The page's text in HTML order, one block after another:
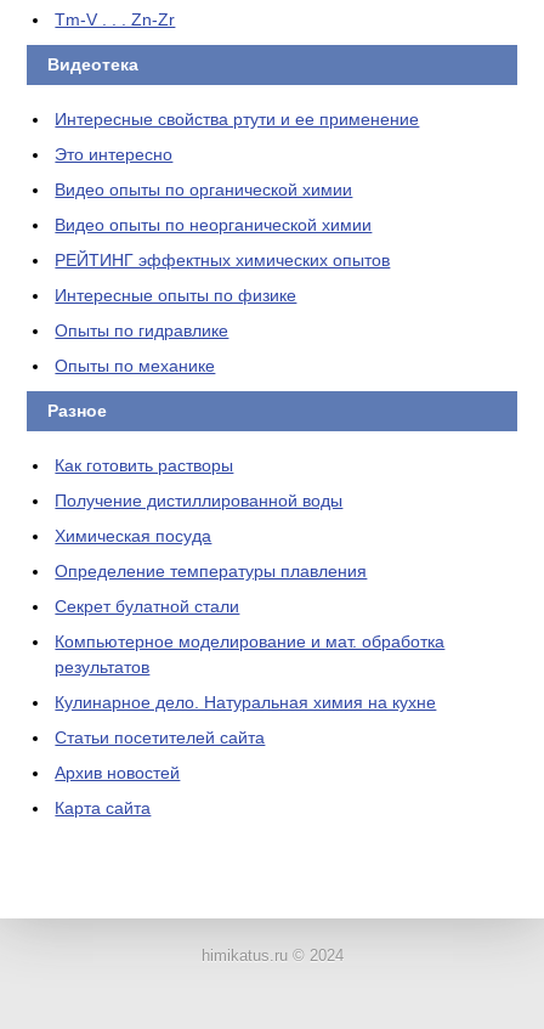
Tm-V . . . Zn-Zr
Видеотека
Интересные свойства ртути и ее применение
Это интересно
Видео опыты по органической химии
Видео опыты по неорганической химии
РЕЙТИНГ эффектных химических опытов
Интересные опыты по физике
Опыты по гидравлике
Опыты по механике
Разное
Как готовить растворы
Получение дистиллированной воды
Химическая посуда
Определение температуры плавления
Секрет булатной стали
Компьютерное моделирование и мат. обработка
результатов
Кулинарное дело. Натуральная химия на кухне
Статьи посетителей сайта
Архив новостей
Карта сайта
himikatus.ru © 2024